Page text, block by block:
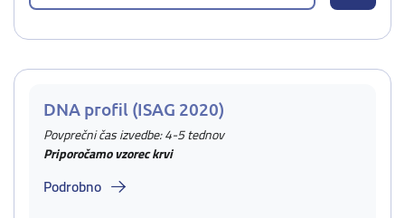
DNA profil (ISAG 2020)
Povprečni čas izvedbe: 4-5 tednov
Priporočamo vzorec krvi
Podrobno